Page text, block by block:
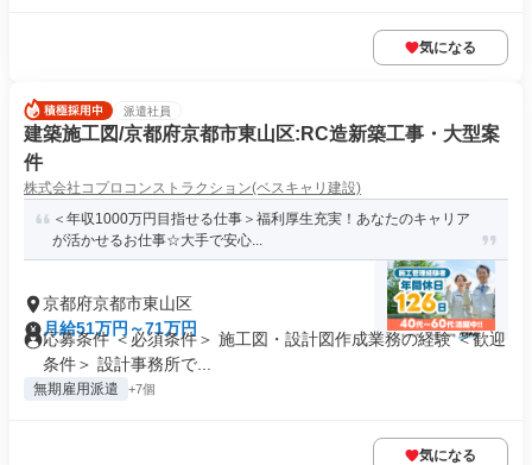
気になる
派遣社員
建築施工図/京都府京都市東山区:RC造新築工事・大型案
件
株式会社コプロコンストラクション(ベスキャリ建設)
＜年収1000万円目指せる仕事＞福利厚生充実！あなたのキャリア
が活かせるお仕事☆大手で安心...
京都府京都市東山区
月給51万円～71万円
応募条件 ＜必須条件＞ 施工図・設計図作成業務の経験 ＜歓迎
条件＞ 設計事務所で...
無期雇用派遣 +7個
気になる